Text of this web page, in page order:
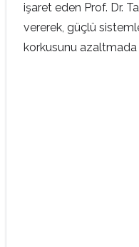
işaret eden Prof. Dr.
vererek, güçlü
korkusunu